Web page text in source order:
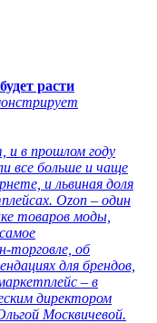
расти
и в прошлом году
все больше и чаще
и львиная доля
Ozon – один
товаров моды,
торговле, об
для брендов,
– в
директором
Москвичевой.